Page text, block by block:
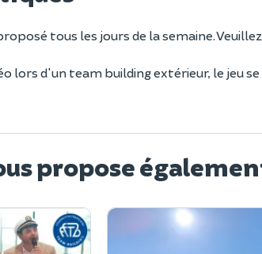
tous les jours de la semaine.
lors d'un team building extérieur, le jeu
propose